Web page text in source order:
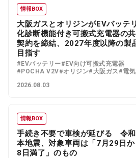
情報BOX
大阪ガスとオリジンがEVバッテ
化診断機能付き可搬式充電器の
契約を締結、2027年度以降の製
目指す
#EVバッテリー#EV向け可搬式充電器
#POCHA V2V#オリジン#大阪ガス #電
2026.08.03
情報BOX
手続き不要で車検が延びる 令
本地震、対象車両は「7月29日
8日満了」のもの